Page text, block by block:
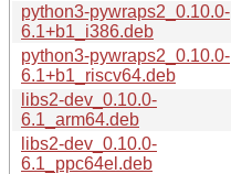
python3-pywraps2_0.10.0-
6.1+b1_i386.deb
python3-pywraps2_0.10.0-
6.1+b1_riscv64.deb
libs2-dev_0.10.0-
6.1_arm64.deb
libs2-dev_0.10.0-
6.1_ppc64el.deb